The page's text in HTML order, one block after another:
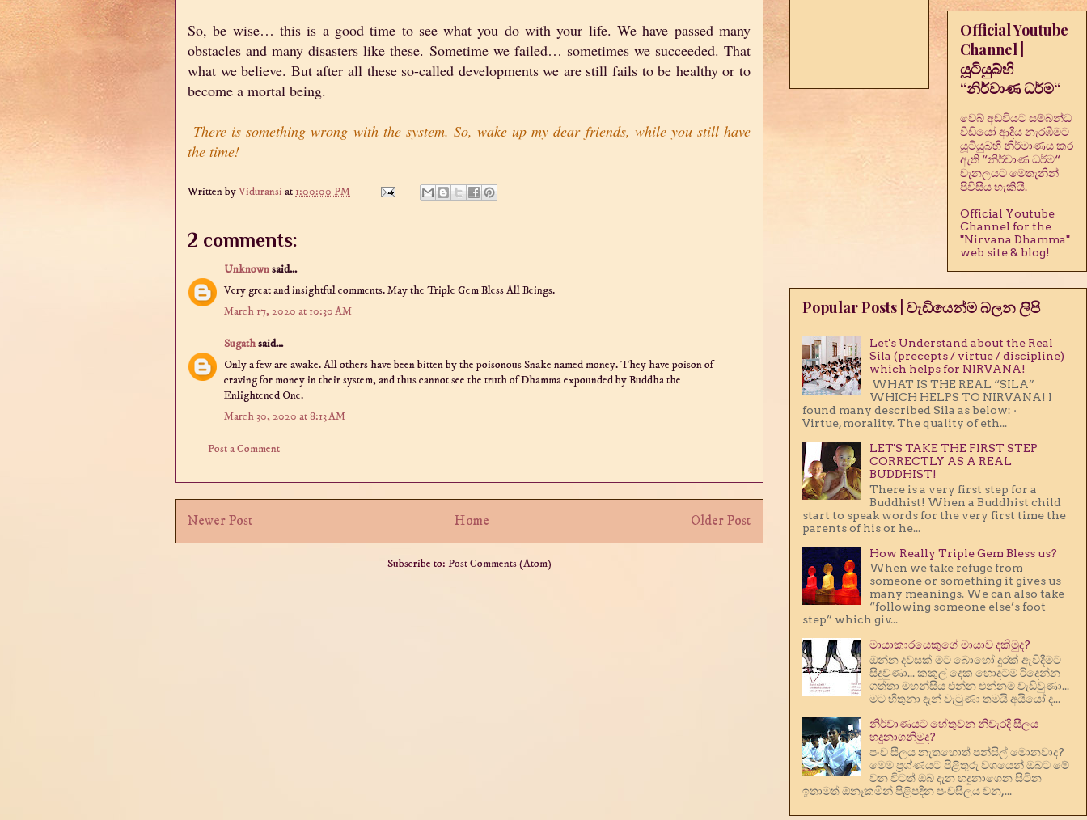
So, be wise… this is a good time to see what you do with your life. We have passed many
obstacles and many disasters like these. Sometime we failed… sometimes we succeeded. That
what we believe. But after all these so-called developments we are still fails to be healthy or to
become a mortal being.
There is something wrong with the system. So, wake up my dear friends, while you still have
the time!
Written byViduransi at 1:00:00 PM
2 comments:
Unknownsaid...
Very great and insightful comments. May the Triple Gem Bless All Beings.
March 17, 2020 at 10:30 AM
Sugathsaid...
Only a few are awake. All others have been bitten by the poisonous Snake named money. They have poison of
craving for money in their system, and thus cannot see the truth of Dhamma expounded by Buddha the
Enlightened One.
March 30, 2020 at 8:13 AM
Post a Comment
Newer Post Older Post
Home
Subscribe to: Post Comments (Atom)
Official Youtube
Channel |
යූටියුබ්හි
“නිර්වාණ ධර්ම“
වෙබ් අඩවියට සම්බන්ධ
වීඩියෝ ආදිය නැරඹීමට
යූටියුබ්හි නිර්මාණය කර
ඇති “නිර්වාණ ධර්ම“
චැනලයට මෙතැනින්
පිවිසිය හැකියි.
Official Youtube
Channel for the
"Nirvana Dhamma"
web site & blog!
Popular Posts | වැඩියෙන්ම බලන ලිපි
Let's Understand about the Real
Sila (precepts / virtue / discipline)
which helps for NIRVANA!
WHAT IS THE REAL “SILA”
WHICH HELPS TO NIRVANA! I
found many described Sila as below: ·
Virtue, morality. The quality of eth...
LET'S TAKE THE FIRST STEP
CORRECTLY AS A REAL
BUDDHIST!
There is a very first step for a
Buddhist! When a Buddhist child
start to speak words for the very first time the
parents of his or he...
How Really Triple Gem Bless us?
When we take refuge from
someone or something it gives us
many meanings. We can also take
“following someone else’s foot
step” which giv...
මායාකාරයෙකුගේ මායාව දකිමුද?
ඔන්න දවසක් මට බොහෝ දුරක් ඇවිදීමට
සිදුවුණා... කකුල් දෙක හොදටම රිදෙන්න
ගත්තා මහන්සිය එන්න එන්නම වැඩිවුණා...
මට හිතුනා දැන් වැටුණා තමයි අයියෝ ද...
නිර්වාණයට‍ හේතුවන නිවැරදි සීලය
හදුනාගනිමුද?
පංච සීලය නැතහොත් පන්සිල් මොනවාද?
මෙම ප්‍රශ්ණයට පිළිතුරු වශයෙන් ඔබට මේ
වන විටත් ඔබ දැන හදුනාගෙන සිටින
ඉතාමත් ඕනෑකමින් පිළිපදින පංචසීලය වන,...